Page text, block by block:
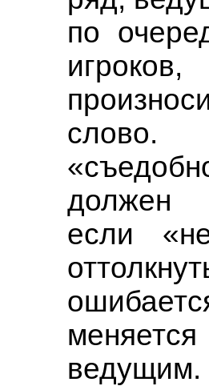
по
слово.
должен
если
ведущим.